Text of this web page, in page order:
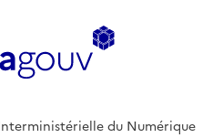
du Numérique